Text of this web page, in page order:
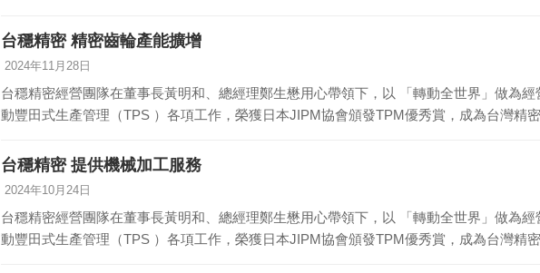
台穩精密 精密齒輪產能擴增
2024年11月28日
台穩精密經營團隊在董事長黃明和、總經理鄭生懋用心帶領下，以 「轉動全世界」做為
動豐田式生產管理（TPS ）各項工作，榮獲日本JIPM協會頒發TPM優秀賞，成為台灣精
台穩精密 提供機械加工服務
2024年10月24日
台穩精密經營團隊在董事長黃明和、總經理鄭生懋用心帶領下，以 「轉動全世界」做為
動豐田式生產管理（TPS ）各項工作，榮獲日本JIPM協會頒發TPM優秀賞，成為台灣精